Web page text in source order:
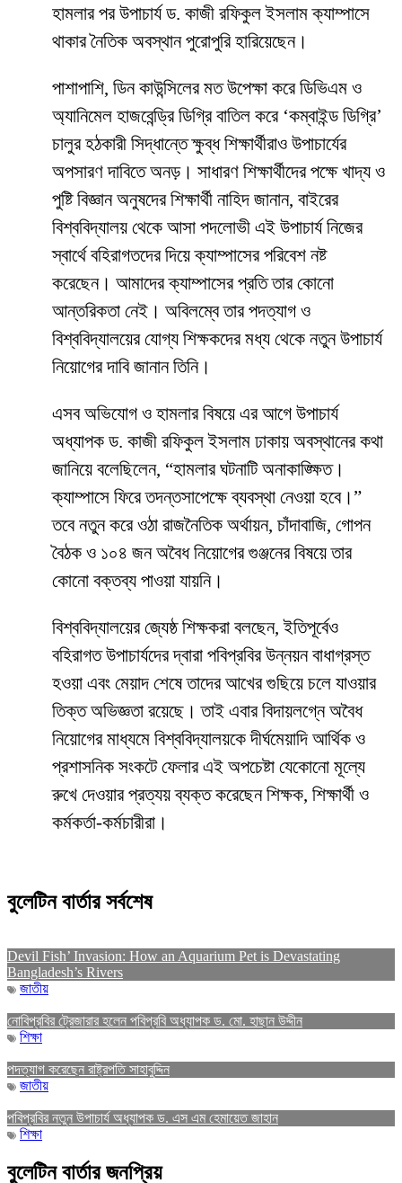
হামলার পর উপাচার্য ড. কাজী রফিকুল ইসলাম ক্যাম্পাসে
থাকার নৈতিক অবস্থান পুরোপুরি হারিয়েছেন।
​পাশাপাশি, ডিন কাউন্সিলের মত উপেক্ষা করে ডিভিএম ও
অ্যানিমেল হাজবেন্ড্রি ডিগ্রি বাতিল করে ‘কম্বাইন্ড ডিগ্রি’
চালুর হঠকারী সিদ্ধান্তে ক্ষুব্ধ শিক্ষার্থীরাও উপাচার্যের
অপসারণ দাবিতে অনড়। সাধারণ শিক্ষার্থীদের পক্ষে খাদ্য ও
পুষ্টি বিজ্ঞান অনুষদের শিক্ষার্থী নাহিদ জানান, বাইরের
বিশ্ববিদ্যালয় থেকে আসা পদলোভী এই উপাচার্য নিজের
স্বার্থে বহিরাগতদের দিয়ে ক্যাম্পাসের পরিবেশ নষ্ট
করেছেন। আমাদের ক্যাম্পাসের প্রতি তার কোনো
আন্তরিকতা নেই। অবিলম্বে তার পদত্যাগ ও
বিশ্ববিদ্যালয়ের যোগ্য শিক্ষকদের মধ্য থেকে নতুন উপাচার্য
নিয়োগের দাবি জানান তিনি।
​এসব অভিযোগ ও হামলার বিষয়ে এর আগে উপাচার্য
অধ্যাপক ড. কাজী রফিকুল ইসলাম ঢাকায় অবস্থানের কথা
জানিয়ে বলেছিলেন, “হামলার ঘটনাটি অনাকাঙ্ক্ষিত।
ক্যাম্পাসে ফিরে তদন্তসাপেক্ষে ব্যবস্থা নেওয়া হবে।”
তবে নতুন করে ওঠা রাজনৈতিক অর্থায়ন, চাঁদাবাজি, গোপন
বৈঠক ও ১০৪ জন অবৈধ নিয়োগের গুঞ্জনের বিষয়ে তার
কোনো বক্তব্য পাওয়া যায়নি।
​বিশ্ববিদ্যালয়ের জ্যেষ্ঠ শিক্ষকরা বলছেন, ইতিপূর্বেও
বহিরাগত উপাচার্যদের দ্বারা পবিপ্রবির উন্নয়ন বাধাগ্রস্ত
হওয়া এবং মেয়াদ শেষে তাদের আখের গুছিয়ে চলে যাওয়ার
তিক্ত অভিজ্ঞতা রয়েছে। তাই এবার বিদায়লগ্নে অবৈধ
নিয়োগের মাধ্যমে বিশ্ববিদ্যালয়কে দীর্ঘমেয়াদি আর্থিক ও
প্রশাসনিক সংকটে ফেলার এই অপচেষ্টা যেকোনো মূল্যে
রুখে দেওয়ার প্রত্যয় ব্যক্ত করেছেন শিক্ষক, শিক্ষার্থী ও
কর্মকর্তা-কর্মচারীরা।
বুলেটিন বার্তার সর্বশেষ
Devil Fish’ Invasion: How an Aquarium Pet is Devastating
Bangladesh’s Rivers
জাতীয়
নোবিপ্রবির ট্রেজারার হলেন পবিপ্রবি অধ্যাপক ড. মো. হাছান উদ্দীন
শিক্ষা
পদত্যাগ করেছেন রাষ্ট্রপতি সাহাবুদ্দিন
জাতীয়
পবিপ্রবির নতুন উপাচার্য অধ্যাপক ড. এস এম হেমায়েত জাহান
শিক্ষা
বুলেটিন বার্তার জনপ্রিয়